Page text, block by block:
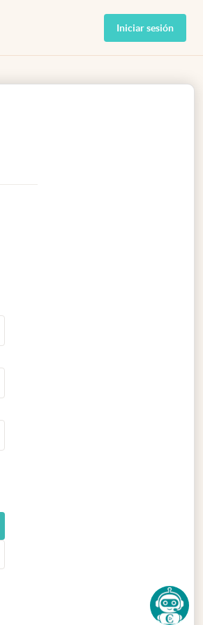
Iniciar sesión